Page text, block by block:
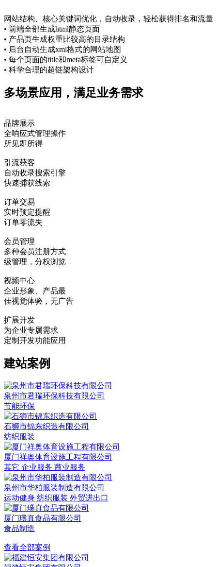
网站结构、核心关键词优化，自动收录，轻松获得排名和流量
• 前端全部生成html静态页面
• 产品页生成权重比较高的目录结构
• 后台自动生成xml格式的网站地图
• 每个页面的title和meta标签可自定义
• 科学合理的超链架构设计
多场景应用，满足业务需求
品牌展示
全响应式管理操作
所见即所得
引流获客
自动收录搜索引擎
快速捕获线索
订单交易
实时预定提醒
订单零流失
会员管理
多种会员注册方式
级管理，分权浏览
视频中心
企业形象、产品最
佳视觉体验，无广告
扩展开发
为企业专属需求
定制开发功能应用
建站案例
泉州市君瑞环保科技有限公司
节能环保
石狮市锦东织造有限公司
纺织服装
厦门祥奥体育设施工程有限公司
其它 企业服务 商业服务
泉州市华柏服装制造有限公司
运动健身 纺织服装 外贸进出口
厦门璞真食品有限公司
食品制造
查看全部案例